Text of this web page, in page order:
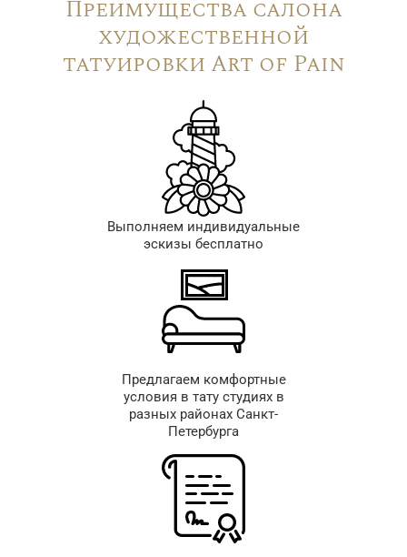
Преимущества салона
художественной
татуировки Art of Pain
Выполняем индивидуальные
эскизы бесплатно
Предлагаем комфортные
условия в тату студиях в
разных районах Санкт-
Петербурга